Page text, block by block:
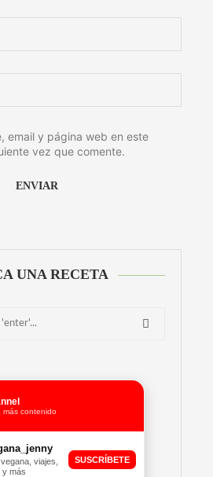
email y página web en este
vez que comente.
UNA RECETA
más contenido
viajes,
y más
SUSCRÍBETE